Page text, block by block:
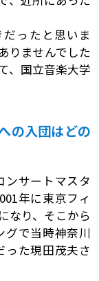
ったと思いま
りませんでした
、国立音楽大学
の入団はどの
ンサートマスタ
年に東京フィ
なり、そこから
グで当時神奈川
た現田茂夫さ